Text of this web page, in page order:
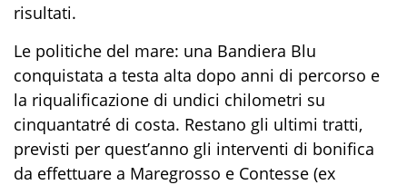
risultati.
Le politiche del mare: una Bandiera Blu
conquistata a testa alta dopo anni di percorso e
la riqualificazione di undici chilometri su
cinquantatré di costa. Restano gli ultimi tratti,
previsti per quest’anno gli interventi di bonifica
da effettuare a Maregrosso e Contesse (ex